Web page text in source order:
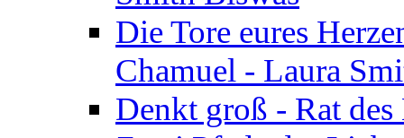
Die Tore eures
Chamuel - Laura
Denkt groß - Rat